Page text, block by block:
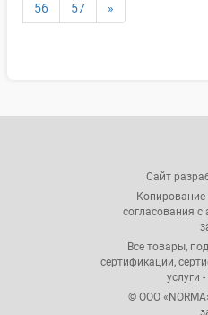
56 57 »
Сайт
Копирование
согласования с
Все товары,
сертификации,
услуги
© ООО